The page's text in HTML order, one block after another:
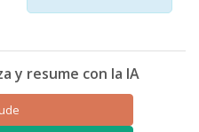
y resume con la IA